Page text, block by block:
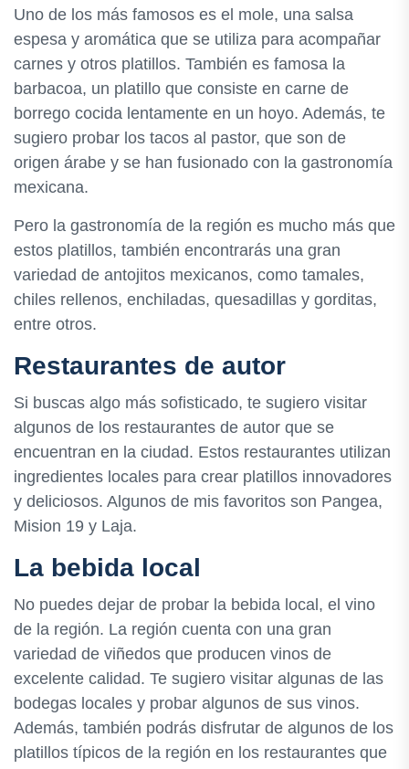
Uno de los más famosos es el mole, una salsa
espesa y aromática que se utiliza para acompañar
carnes y otros platillos. También es famosa la
barbacoa, un platillo que consiste en carne de
borrego cocida lentamente en un hoyo. Además, te
sugiero probar los tacos al pastor, que son de
origen árabe y se han fusionado con la gastronomía
mexicana.
Pero la gastronomía de la región es mucho más que
estos platillos, también encontrarás una gran
variedad de antojitos mexicanos, como tamales,
chiles rellenos, enchiladas, quesadillas y gorditas,
entre otros.
Restaurantes de autor
Si buscas algo más sofisticado, te sugiero visitar
algunos de los restaurantes de autor que se
encuentran en la ciudad. Estos restaurantes utilizan
ingredientes locales para crear platillos innovadores
y deliciosos. Algunos de mis favoritos son Pangea,
Mision 19 y Laja.
La bebida local
No puedes dejar de probar la bebida local, el vino
de la región. La región cuenta con una gran
variedad de viñedos que producen vinos de
excelente calidad. Te sugiero visitar algunas de las
bodegas locales y probar algunos de sus vinos.
Además, también podrás disfrutar de algunos de los
platillos típicos de la región en los restaurantes que